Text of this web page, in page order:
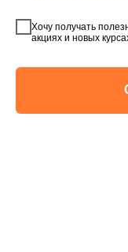
Хочу получать
акциях и новых